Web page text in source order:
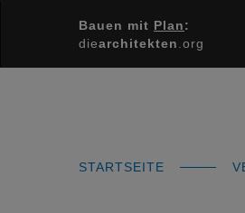
Bauen mit Plan:
diearchitekten .org
STARTSEITE